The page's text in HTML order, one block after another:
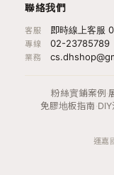
聯絡我們
客服 即時線上客服
專線 02-23785789
業務
粉絲實鋪案例 ·
免膠地板指南 ·
運嘉